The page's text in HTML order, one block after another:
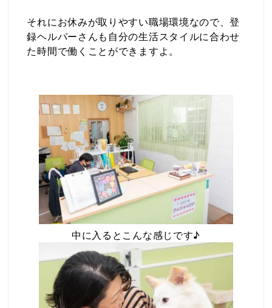
それにお休みが取りやすい職場環境なので、登
録ヘルパーさんも自分の生活スタイルに合わせ
た時間で働くことができますよ。
中に入るとこんな感じです♪